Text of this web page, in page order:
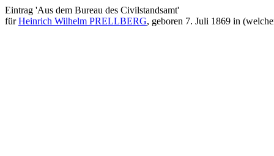
Eintrag 'Aus dem Bureau des Civilstandsamt'
fürHeinrich Wilhelm PRELLBERG, geboren 7. Juli 1869 in